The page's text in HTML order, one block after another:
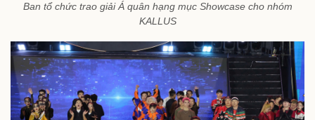
Ban tổ chức trao giải Á quân hạng mục Showcase cho nhóm
KALLUS